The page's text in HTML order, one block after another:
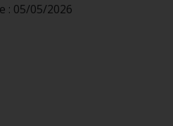
: 05/05/2026